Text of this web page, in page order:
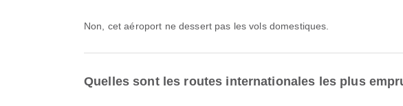
Non, cet aéroport ne dessert pas les vols domestiques.
Quelles sont les routes internationales les plus